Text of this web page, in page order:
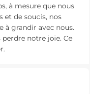
à mesure que nous
et de soucis, nos
à grandir avec nous.
perdre notre joie. Ce